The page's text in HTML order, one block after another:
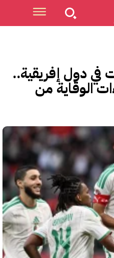
دول إفريقية..
الوقاية من